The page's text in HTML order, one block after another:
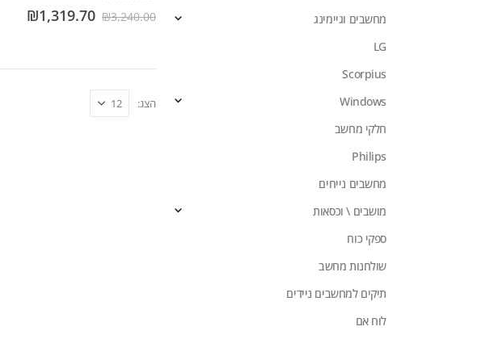
₪3,240.00
₪1,319.70
הצג:
מחשבים וגיימינג
LG
Scorpius
Windows
חלקי מחשב
Philips
מחשבים נייחים
מושבים \ וכסאות
ספקי כוח
שולחנות מחשב
תיקים למחשבים ניידים
לוח אם